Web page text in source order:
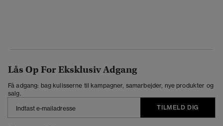
Lås Op For Eksklusiv Adgang
Få adgang: bag kulisserne til kampagner, samarbejder, nye produkter og
salg.
TILMELD DIG